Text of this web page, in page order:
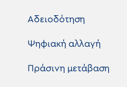
Αδειοδότηση
Ψηφιακή αλλαγή
Πράσινη μετάβαση